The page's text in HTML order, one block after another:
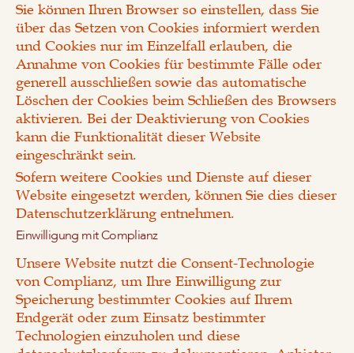
Sie können Ihren Browser so einstellen, dass Sie
über das Setzen von Cookies informiert werden
und Cookies nur im Einzelfall erlauben, die
Annahme von Cookies für bestimmte Fälle oder
generell ausschließen sowie das automatische
Löschen der Cookies beim Schließen des Browsers
aktivieren. Bei der Deaktivierung von Cookies
kann die Funktionalität dieser Website
eingeschränkt sein.
Sofern weitere Cookies und Dienste auf dieser
Website eingesetzt werden, können Sie dies dieser
Datenschutzerklärung entnehmen.
Einwilligung mit Complianz
Unsere Website nutzt die Consent-Technologie
von Complianz, um Ihre Einwilligung zur
Speicherung bestimmter Cookies auf Ihrem
Endgerät oder zum Einsatz bestimmter
Technologien einzuholen und diese